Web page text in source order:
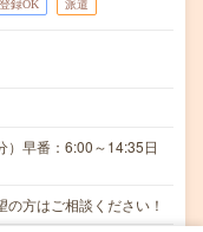
録OK 派遣
）早番：6:00～14:35日
の方はご相談ください！